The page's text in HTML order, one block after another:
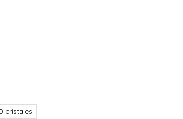
cristales